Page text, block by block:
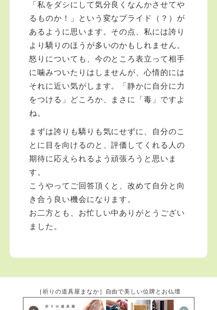
「私をダシにして気分良くなんかさせてや
るものか！」という変なプライド（？）が
あるように思います。その点、私には誇り
より驕りのほうが多いのかもしれません。
怒りについても、今のところ表立って相手
に噛みついたりはしませんが、心情的には
それに近い気がします。「静かに自分に力
をつける」どころか、まさに「毒」ですよ
ね。
まずは誇りも驕りも気にせずに、自分のこ
とに目を向けるのと、評価してくれる人の
期待に応えられるよう頑張ろうと思いま
す。
こうやってご回答頂くと、改めて自分と向
き合う良い機会になります。
お二方とも、お忙しい中ありがとうござい
ました。
［祈りの道具屋まなか］自由で美しい位牌とお仏壇